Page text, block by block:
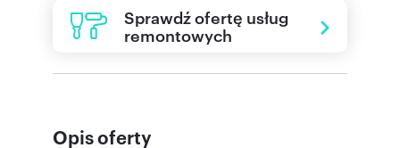
Sprawdź ofertę usług
remontowych
Opis oferty